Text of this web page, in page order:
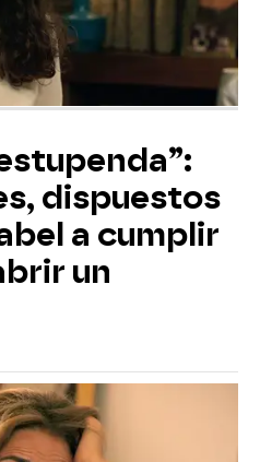
dispuestos
a cumplir
un